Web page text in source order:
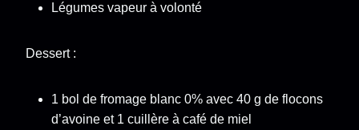
Légumes vapeur à volonté
Dessert :
1 bol de fromage blanc 0% avec 40 g de flocons
d’avoine et 1 cuillère à café de miel